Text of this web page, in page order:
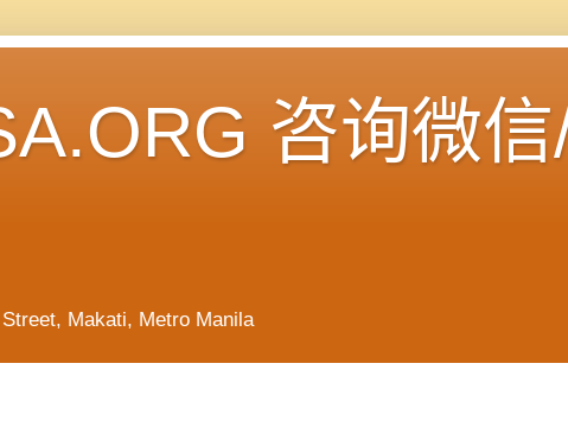
咨询微
Makati, Metro Manila